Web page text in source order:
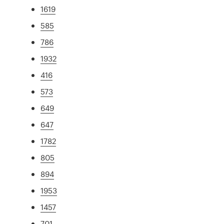
1619
585
786
1932
416
573
649
647
1782
805
894
1953
1457